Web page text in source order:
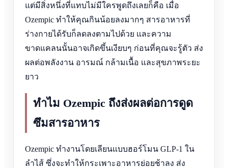
แต่มีสิ่งหนึ่งที่แทบไม่มีใครพูดถึงเลยก็คือ เมื่อ
Ozempic ทำให้คุณกินน้อยลงมากๆ สารอาหารที่
ร่างกายได้รับก็ลดลงตามไปด้วย และความ
ขาดแคลนนั้นอาจเกิดขึ้นเงียบๆ ก่อนที่คุณจะรู้ตัว ส่ง
ผลต่อพลังงาน อารมณ์ กล้ามเนื้อ และสุขภาพระยะ
ยาว
ทำไม Ozempic ถึงส่งผลต่อการดูด
ซึมสารอาหาร
Ozempic ทำงานโดยเลียนแบบฮอร์โมน GLP-1 ใน
ลำไส้ ซึ่งจะทำให้กระเพาะอาหารย่อยช้าลง ส่ง